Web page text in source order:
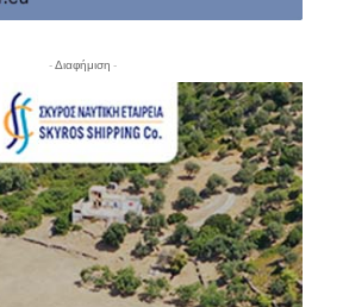
- Διαφήμιση -